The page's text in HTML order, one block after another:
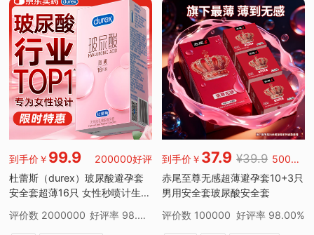
到手价￥ 99.9
200000好评
杜蕾斯（durex）玻尿酸避孕套
安全套超薄16只 女性秒喷计生情
评价数 2000000 好评率 98.00%
到手价￥ 37.9 ¥39.9
5000好评
赤尾至尊无感超薄避孕套10+3只
男用安全套玻尿酸安全套
评价数 100000 好评率 98.00%